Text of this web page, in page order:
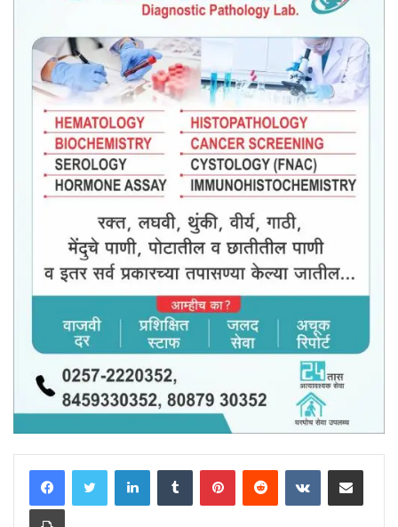
LinkedInTumblr PinterestReddit VKontakteShare via Email
Print